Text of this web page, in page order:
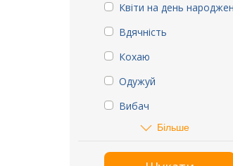
Квіти на день
Вдячність
Кохаю
Одужуй
Вибач
Більше